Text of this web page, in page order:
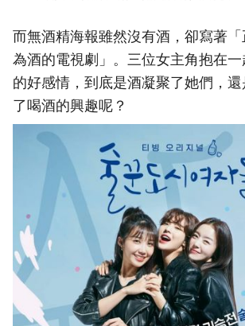
而無酒精海報雖然沒有酒，卻寫著
為酒的電視劇」。三位女主角抱在
的好感情，到底是酒凝聚了她們，
了喝酒的興趣呢？